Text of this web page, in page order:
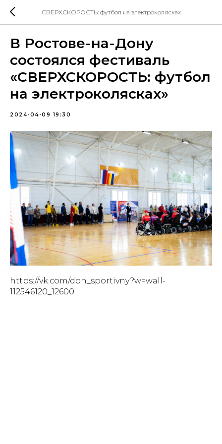
СВЕРХСКОРОСТЬ: футбол на электроколясках
В Ростове-на-Дону
состоялся фестиваль
«СВЕРХСКОРОСТЬ: футбол
на электроколясках»
2024-04-09 19:30
https://vk.com/don_sportivny?w=wall-
112546120_12600